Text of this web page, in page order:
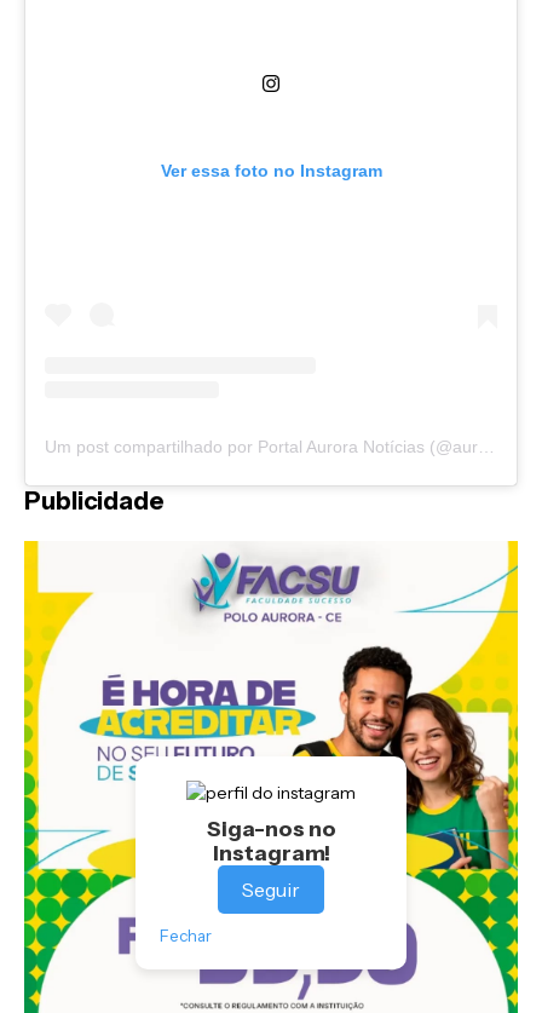
Siga-nos no
Instagram!
Seguir
Fechar
Ver essa foto no Instagram
Um post compartilhado por Portal Aurora Notícias (@auroranoticias)
Publicidade